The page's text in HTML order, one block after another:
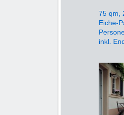
75 qm,
Eiche-
inkl.